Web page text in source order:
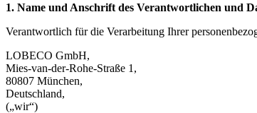
1. Name und Anschrift des Verantwortlichen und
Verantwortlich für die Verarbeitung Ihrer
LOBECO GmbH,
Mies-van-der-Rohe-Straße 1,
80807 München,
Deutschland,
(„wir“)